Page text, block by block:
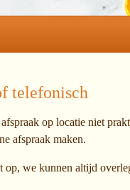
telefonisch
op locatie niet
afspraak maken.
we kunnen altijd